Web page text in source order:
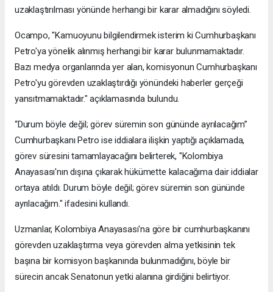
uzaklaştırılması yönünde herhangi bir karar almadığını söyledi.
Ocampo, "Kamuoyunu bilgilendirmek isterim ki Cumhurbaşkanı
Petro'ya yönelik alınmış herhangi bir karar bulunmamaktadır.
Bazı medya organlarında yer alan, komisyonun Cumhurbaşkanı
Petro'yu görevden uzaklaştırdığı yönündeki haberler gerçeği
yansıtmamaktadır." açıklamasında bulundu.
“Durum böyle değil; görev süremin son gününde ayrılacağım”
Cumhurbaşkanı Petro ise iddialara ilişkin yaptığı açıklamada,
görev süresini tamamlayacağını belirterek, "Kolombiya
Anayasası'nın dışına çıkarak hükümette kalacağıma dair iddialar
ortaya atıldı. Durum böyle değil; görev süremin son gününde
ayrılacağım." ifadesini kullandı.
Uzmanlar, Kolombiya Anayasası'na göre bir cumhurbaşkanını
görevden uzaklaştırma veya görevden alma yetkisinin tek
başına bir komisyon başkanında bulunmadığını, böyle bir
sürecin ancak Senatonun yetki alanına girdiğini belirtiyor.